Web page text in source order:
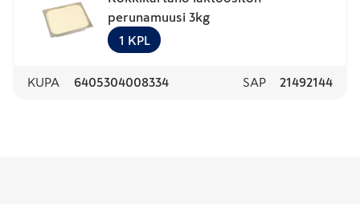
perunamuusi 3kg
1 KPL
KUPA 6405304008334 SAP 21492144